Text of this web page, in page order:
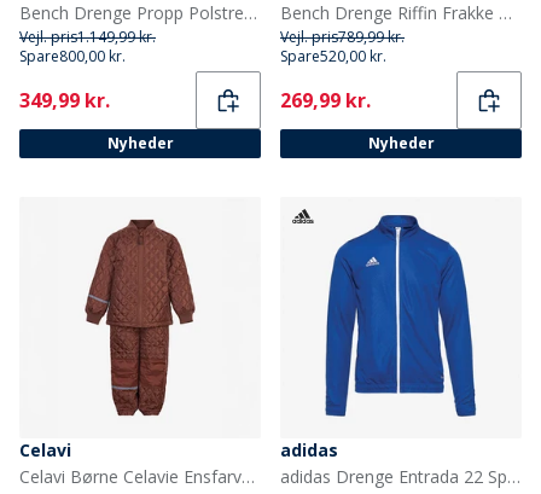
Bench Drenge Propp Polstret Parka Frakke Khaki
Vejl. pris1.149,99 kr.
Spare800,00 kr.
Current
349,99 kr.
Nyheder
Bench Drenge Riffin Frakke Navy
Vejl. pris789,99 kr.
Spare520,00 kr.
Current
269,99 kr.
Nyheder
Celavi
Celavi Børne Celavie Ensfarvet Basis Termosæt Tortoise Shell
adidas
adidas Drenge Entrada 22 Sportjakker Kongeblå